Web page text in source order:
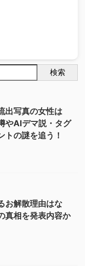
検索
出写真の女性は
やAIデマ説・タグ
トの謎を追う！
お解散理由はな
真相を発表内容か